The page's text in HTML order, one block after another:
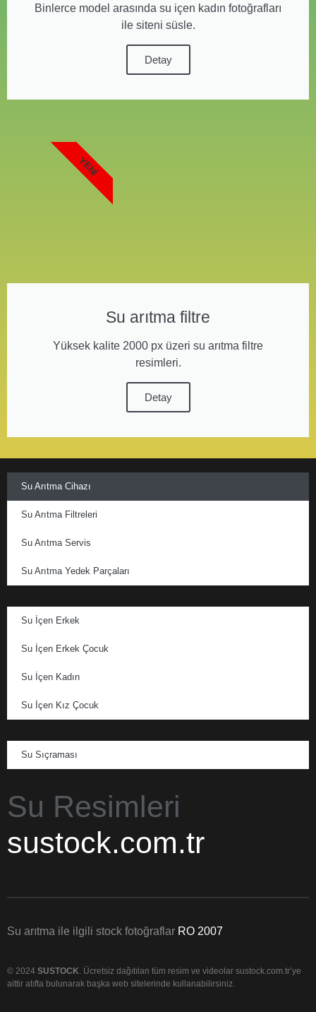
Binlerce model arasında su içen kadın fotoğrafları
ile siteni süsle.
Detay
Su arıtma filtre
Yüksek kalite 2000 px üzeri su arıtma filtre
resimleri.
Detay
YENI
Su Arıtma Cihazı
Su Arıtma Filtreleri
Su Arıtma Servis
Su Arıtma Yedek Parçaları
Su İçen Erkek
Su İçen Erkek Çocuk
Su İçen Kadın
Su İçen Kız Çocuk
Su Sıçraması
Su Resimleri
sustock.com.tr
Su arıtma ile ilgili stock fotoğraflar RO 2007
© 2024 SUSTOCK. Ücretsiz dağıtılan tüm resim ve videolar sustock.com.tr’ye
aittir atıfta bulunarak başka web sitelerinde kullanabilirsiniz.